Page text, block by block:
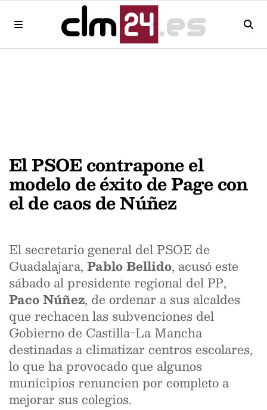
El PSOE contrapone el
modelo de éxito de Page con
el de caos de Núñez
El secretario general del PSOE de
Guadalajara, Pablo Bellido, acusó este
sábado al presidente regional del PP,
Paco Núñez, de ordenar a sus alcaldes
que rechacen las subvenciones del
Gobierno de Castilla-La Mancha
destinadas a climatizar centros escolares,
lo que ha provocado que algunos
municipios renuncien por completo a
mejorar sus colegios.